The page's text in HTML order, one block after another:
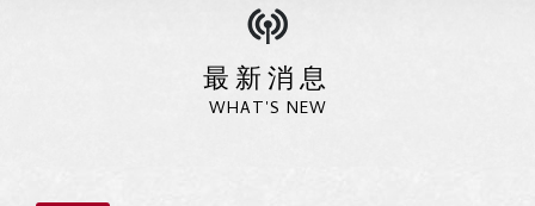
最新消息
WHAT'S NEW